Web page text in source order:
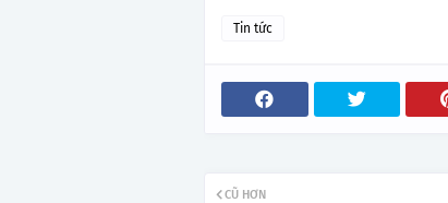
Tin tức
CŨ HƠN